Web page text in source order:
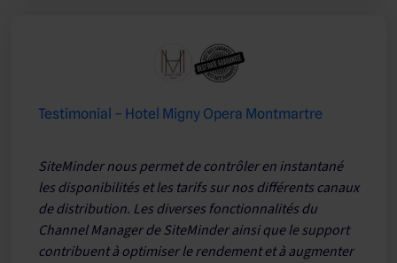
Testimonial – Hotel Migny Opera Montmartre
SiteMinder nous permet de contrôler en instantané
les disponibilités et les tarifs sur nos différents canaux
de distribution. Les diverses fonctionnalités du
Channel Manager de SiteMinder ainsi que le support
contribuent à optimiser le rendement et à augmenter